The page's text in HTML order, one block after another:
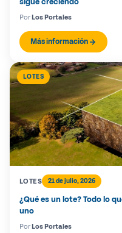
sigue creciendo
PorLos Portales
Más información
LOTES
LOTES 21 de julio, 2026
¿Qué es un lote? Todo lo
uno
PorLos Portales